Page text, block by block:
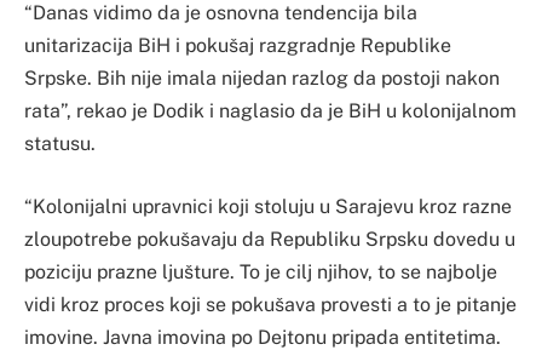
“Danas vidimo da je osnovna tendencija bila
unitarizacija BiH i pokušaj razgradnje Republike
Srpske. Bih nije imala nijedan razlog da postoji nakon
rata”, rekao je Dodik i naglasio da je BiH u kolonijalnom
statusu.
“Kolonijalni upravnici koji stoluju u Sarajevu kroz razne
zloupotrebe pokušavaju da Republiku Srpsku dovedu u
poziciju prazne ljušture. To je cilj njihov, to se najbolje
vidi kroz proces koji se pokušava provesti a to je pitanje
imovine. Javna imovina po Dejtonu pripada entitetima.